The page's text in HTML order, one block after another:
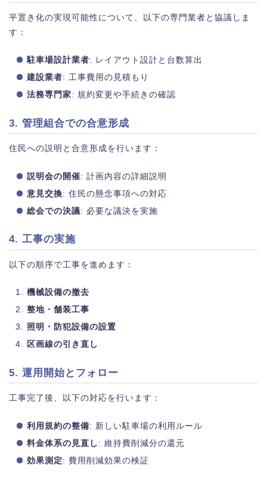
平置き化の実現可能性について、以下の専門業者と協議しま
す：
駐車場設計業者: レイアウト設計と台数算出
建設業者: 工事費用の見積もり
法務専門家: 規約変更や手続きの確認
3. 管理組合での合意形成
住民への説明と合意形成を行います：
説明会の開催: 計画内容の詳細説明
意見交換: 住民の懸念事項への対応
総会での決議: 必要な議決を実施
4. 工事の実施
以下の順序で工事を進めます：
機械設備の撤去
整地・舗装工事
照明・防犯設備の設置
区画線の引き直し
5. 運用開始とフォロー
工事完了後、以下の対応を行います：
利用規約の整備: 新しい駐車場の利用ルール
料金体系の見直し: 維持費削減分の還元
効果測定: 費用削減効果の検証